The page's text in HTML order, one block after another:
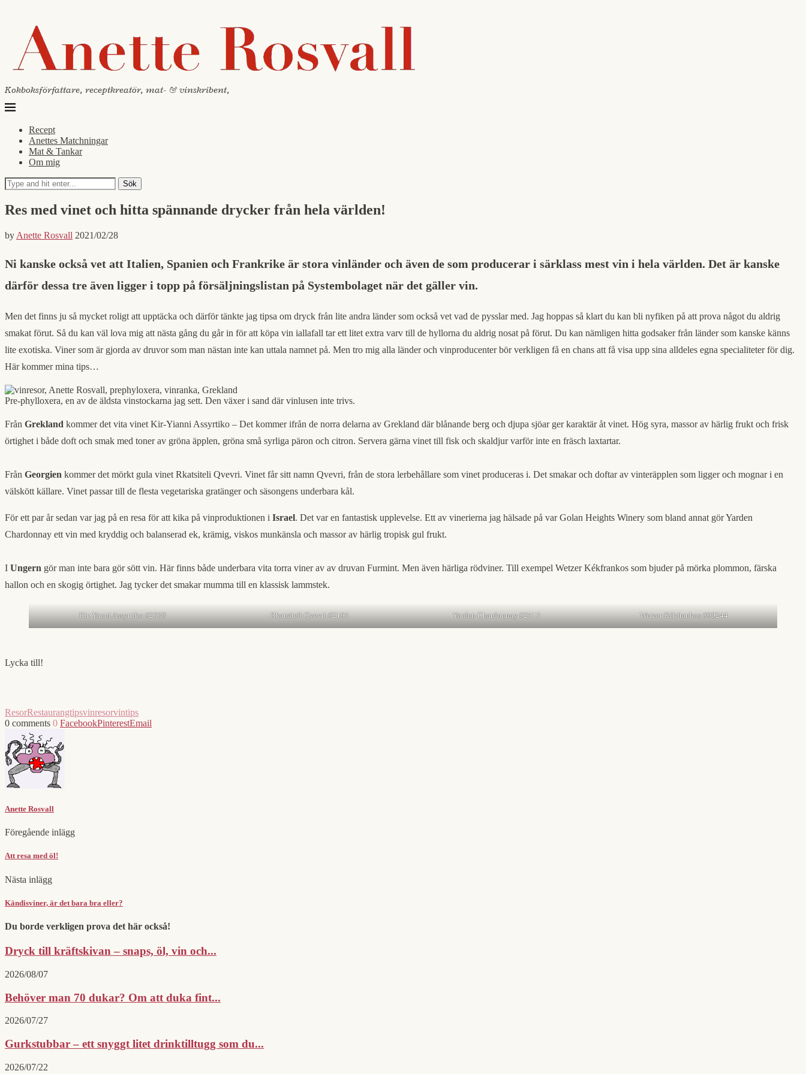
Kokboksförfattare, receptkreatör, mat- & vinskribent,
Recept
Anettes Matchningar
Mat & Tankar
Om mig
Sök
Res med vinet och hitta spännande drycker från hela världen!
by Anette Rosvall 2021/02/28
Ni kanske också vet att Italien, Spanien och Frankrike är stora vinländer och även de som producerar i särklass mest vin i hela världen. Det är kanske
därför dessa tre även ligger i topp på försäljningslistan på Systembolaget när det gäller vin.
Men det finns ju så mycket roligt att upptäcka och därför tänkte jag tipsa om dryck från lite andra länder som också vet vad de pysslar med. Jag hoppas så klart du kan bli nyfiken på att prova något du aldrig
smakat förut. Så du kan väl lova mig att nästa gång du går in för att köpa vin iallafall tar ett litet extra varv till de hyllorna du aldrig nosat på förut. Du kan nämligen hitta godsaker från länder som kanske känns
lite exotiska. Viner som är gjorda av druvor som man nästan inte kan uttala namnet på. Men tro mig alla länder och vinproducenter bör verkligen få en chans att få visa upp sina alldeles egna specialiteter för dig.
Här kommer mina tips…
Pre-phylloxera, en av de äldsta vinstockarna jag sett. Den växer i sand där vinlusen inte trivs.
Från Grekland kommer det vita vinet Kir-Yianni Assyrtiko – Det kommer ifrån de norra delarna av Grekland där blånande berg och djupa sjöar ger karaktär åt vinet. Hög syra, massor av härlig frukt och frisk
örtighet i både doft och smak med toner av gröna äpplen, gröna små syrliga päron och citron. Servera gärna vinet till fisk och skaldjur varför inte en fräsch laxtartar.
Från Georgien kommer det mörkt gula vinet Rkatsiteli Qvevri. Vinet får sitt namn Qvevri, från de stora lerbehållare som vinet produceras i. Det smakar och doftar av vinteräpplen som ligger och mognar i en
välskött källare. Vinet passar till de flesta vegetariska gratänger och säsongens underbara kål.
För ett par år sedan var jag på en resa för att kika på vinproduktionen i Israel. Det var en fantastisk upplevelse. Ett av vinerierna jag hälsade på var Golan Heights Winery som bland annat gör Yarden
Chardonnay ett vin med kryddig och balanserad ek, krämig, viskos munkänsla och massor av härlig tropisk gul frukt.
I Ungern gör man inte bara gör sött vin. Här finns både underbara vita torra viner av av druvan Furmint. Men även härliga rödviner. Till exempel Wetzer Kékfrankos som bjuder på mörka plommon, färska
hallon och en skogig örtighet. Jag tycker det smakar mumma till en klassisk lammstek.
Kir-Yanni Assyrtiko #2338 Rkatsiteli Qvevri #2195 Yarden Chardonnay #2517 Wetzer Kékfrankos #90244
Lycka till!
ResorRestaurangtipsvinresorvintips
0 comments 0 FacebookPinterestEmail
Anette Rosvall
Föregående inlägg
Att resa med öl!
Nästa inlägg
Kändisviner, är det bara bra eller?
Du borde verkligen prova det här också!
Dryck till kräftskivan – snaps, öl, vin och...
2026/08/07
Behöver man 70 dukar? Om att duka fint...
2026/07/27
Gurkstubbar – ett snyggt litet drinktilltugg som du...
2026/07/22